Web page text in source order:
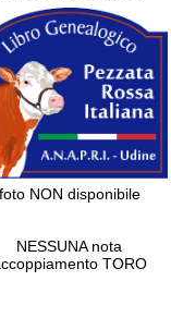
foto NON disponibile
NESSUNA nota
TORO